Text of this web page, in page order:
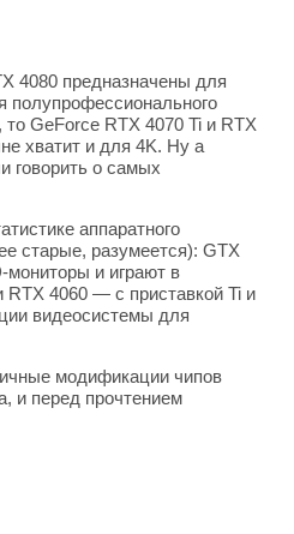
4080 предназначены для
полупрофессионального
GeForce RTX 4070 Ti и RTX
хватит и для 4K. Ну а
говорить о самых
аппаратного
старые, разумеется): GTX
и играют в
4060 — с приставкой Ti и
видеосистемы для
модификации чипов
и перед прочтением